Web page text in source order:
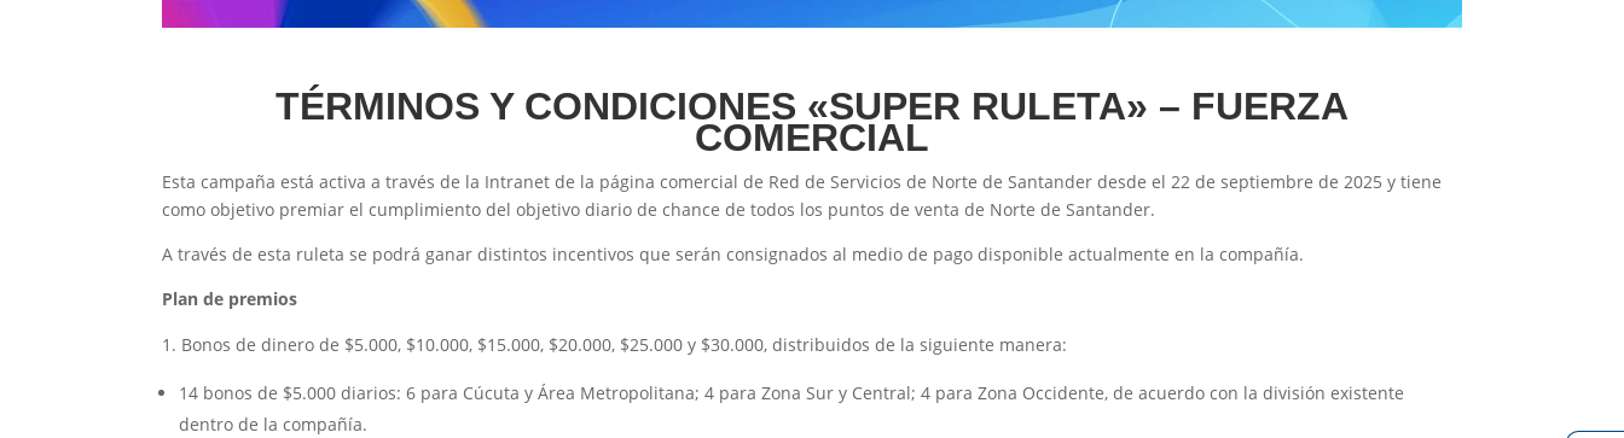
TÉRMINOS Y CONDICIONES «SUPER RULETA» – FUERZA
COMERCIAL
Esta campaña está activa a través de la Intranet de la página comercial de Red de Servicios de Norte de Santander desde el 22 de septiembre de 2025 y tiene
como objetivo premiar el cumplimiento del objetivo diario de chance de todos los puntos de venta de Norte de Santander.
A través de esta ruleta se podrá ganar distintos incentivos que serán consignados al medio de pago disponible actualmente en la compañía.
Plan de premios
Bonos de dinero de $5.000, $10.000, $15.000, $20.000, $25.000 y $30.000, distribuidos de la siguiente manera:
14 bonos de $5.000 diarios: 6 para Cúcuta y Área Metropolitana; 4 para Zona Sur y Central; 4 para Zona Occidente, de acuerdo con la división existente
dentro de la compañía.